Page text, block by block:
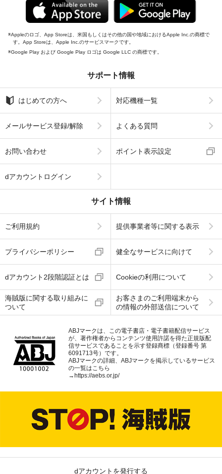
Appleのロゴ、App Storeは、米国もしくはその他の国や地域におけるApple Inc.の商標で
す。App Storeは、Apple Inc.のサービスマークです。
Google Play および Google Play ロゴは Google LLC の商標です。
サポート情報
はじめての方へ 対応機種一覧
メールサービス登録/解除 よくある質問
お問い合わせ ポイント表示設定
dアカウントログイン
サイト情報
ご利用規約 提供事業者等に関する表示
プライバシーポリシー 健全なサービスに向けて
dアカウント2段階認証とは Cookieの利用について
海賊版に関する取り組みに
ついて
お客さまのご利用端末から
の情報の外部送信について
ABJマークは、この電子書店・電子書籍配信サービス
が、著作権者からコンテンツ使用許諾を得た正規版配
信サービスであることを示す登録商標（登録番号 第
6091713号）です。
ABJマークの詳細、ABJマークを掲示しているサービス
の一覧はこちら
→ https://aebs.or.jp/
dアカウントを発行する